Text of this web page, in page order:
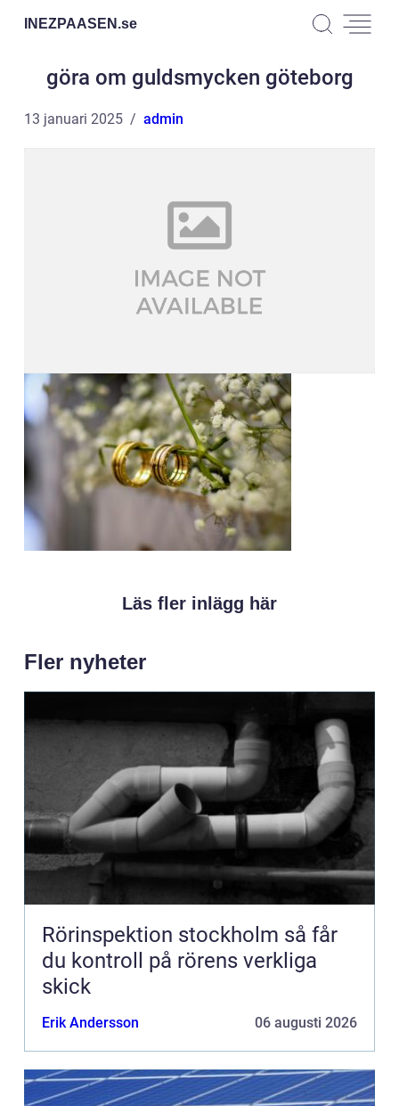
INEZPAASEN.se
göra om guldsmycken göteborg
13 januari 2025 admin
Läs fler inlägg här
Fler nyheter
Rörinspektion stockholm så får
du kontroll på rörens verkliga
skick
Erik Andersson 06 augusti 2026